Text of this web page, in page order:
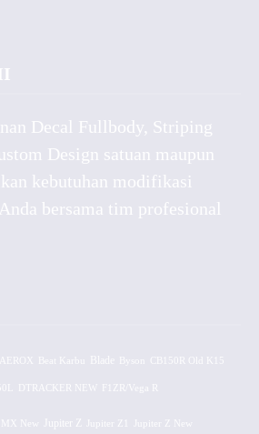
Decal Fullbody, Striping
Design satuan maupun
kebutuhan modifikasi
bersama tim profesional
AEROX CB150R Old K15
DTRACKER NEW F1ZR/Vega R
MX New Jupiter Z